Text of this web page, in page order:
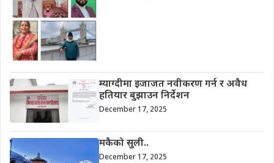
म्याग्दीमा इजाजत नवीकरण गर्न र अवैध
हतियार बुझाउन निर्देशन
December 17, 2025
मकैको सुली..
December 17, 2025